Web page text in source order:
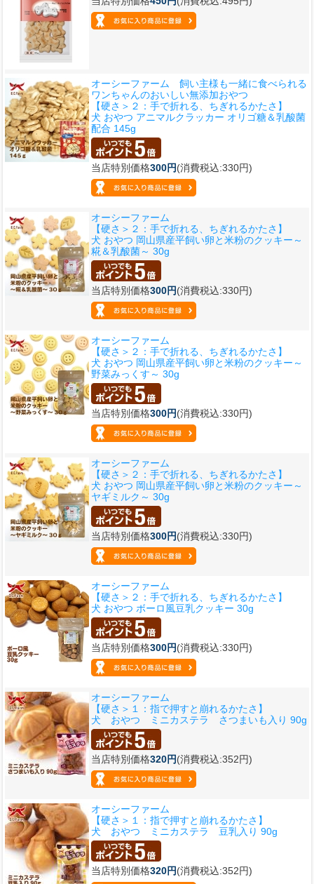
オーシーファーム 飼い主様も一緒に食べられる
ワンちゃんのおいしい無添加おやつ
【硬さ＞２：手で折れる、ちぎれるかたさ】
犬 おやつ アニマルクラッカー オリゴ糖＆乳酸菌
配合 145g
当店特別価格300円(消費税込:330円)
オーシーファーム
【硬さ＞２：手で折れる、ちぎれるかたさ】
犬 おやつ 岡山県産平飼い卵と米粉のクッキー～
糀＆乳酸菌～ 30g
当店特別価格300円(消費税込:330円)
オーシーファーム
【硬さ＞２：手で折れる、ちぎれるかたさ】
犬 おやつ 岡山県産平飼い卵と米粉のクッキー～
野菜みっくす～ 30g
当店特別価格300円(消費税込:330円)
オーシーファーム
【硬さ＞２：手で折れる、ちぎれるかたさ】
犬 おやつ 岡山県産平飼い卵と米粉のクッキー～
ヤギミルク～ 30g
当店特別価格300円(消費税込:330円)
オーシーファーム
【硬さ＞２：手で折れる、ちぎれるかたさ】
犬 おやつ ボーロ風豆乳クッキー 30g
当店特別価格300円(消費税込:330円)
オーシーファーム
【硬さ＞１：指で押すと崩れるかたさ】
犬 おやつ ミニカステラ さつまいも入り 90g
当店特別価格320円(消費税込:352円)
オーシーファーム
【硬さ＞１：指で押すと崩れるかたさ】
犬 おやつ ミニカステラ 豆乳入り 90g
当店特別価格320円(消費税込:352円)